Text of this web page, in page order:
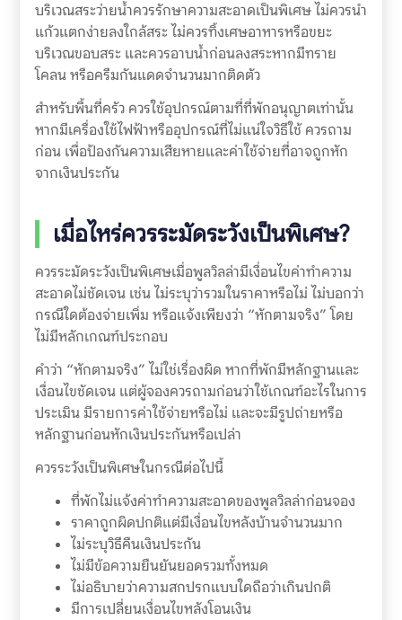
บริเวณสระว่ายน้ำควรรักษาความสะอาดเป็นพิเศษ ไม่ควรนำ
แก้วแตกง่ายลงใกล้สระ ไม่ควรทิ้งเศษอาหารหรือขยะ
บริเวณขอบสระ และควรอาบน้ำก่อนลงสระหากมีทราย
โคลน หรือครีมกันแดดจำนวนมากติดตัว
สำหรับพื้นที่ครัว ควรใช้อุปกรณ์ตามที่ที่พักอนุญาตเท่านั้น
หากมีเครื่องใช้ไฟฟ้าหรืออุปกรณ์ที่ไม่แน่ใจวิธีใช้ ควรถาม
ก่อน เพื่อป้องกันความเสียหายและค่าใช้จ่ายที่อาจถูกหัก
จากเงินประกัน
เมื่อไหร่ควรระมัดระวังเป็นพิเศษ?
ควรระมัดระวังเป็นพิเศษเมื่อพูลวิลล่ามีเงื่อนไขค่าทำความ
สะอาดไม่ชัดเจน เช่น ไม่ระบุว่ารวมในราคาหรือไม่ ไม่บอกว่า
กรณีใดต้องจ่ายเพิ่ม หรือแจ้งเพียงว่า “หักตามจริง” โดย
ไม่มีหลักเกณฑ์ประกอบ
คำว่า “หักตามจริง” ไม่ใช่เรื่องผิด หากที่พักมีหลักฐานและ
เงื่อนไขชัดเจน แต่ผู้จองควรถามก่อนว่าใช้เกณฑ์อะไรในการ
ประเมิน มีรายการค่าใช้จ่ายหรือไม่ และจะมีรูปถ่ายหรือ
หลักฐานก่อนหักเงินประกันหรือเปล่า
ควรระวังเป็นพิเศษในกรณีต่อไปนี้
ที่พักไม่แจ้งค่าทำความสะอาดของพูลวิลล่าก่อนจอง
ราคาถูกผิดปกติแต่มีเงื่อนไขหลังบ้านจำนวนมาก
ไม่ระบุวิธีคืนเงินประกัน
ไม่มีข้อความยืนยันยอดรวมทั้งหมด
ไม่อธิบายว่าความสกปรกแบบใดถือว่าเกินปกติ
มีการเปลี่ยนเงื่อนไขหลังโอนเงิน